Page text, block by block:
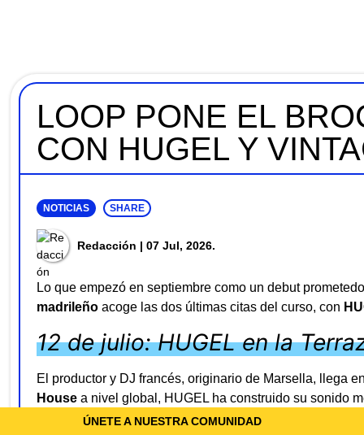
ÚNETE A NUESTRA COMUNIDAD
LOOP PONE EL
CON HUGEL Y
NOTICIAS SHARE
Redacción | 07 Jul, 2026.
Lo que empezó en septiembre como un debut
madrileño acoge las dos últimas citas del curso, con
12 de julio: HUGEL en la
El productor y DJ francés, originario de Marsella, llega
House a nivel global, HUGEL ha construido su sonido
residencias en clubs comoPachaoHï Ibiza